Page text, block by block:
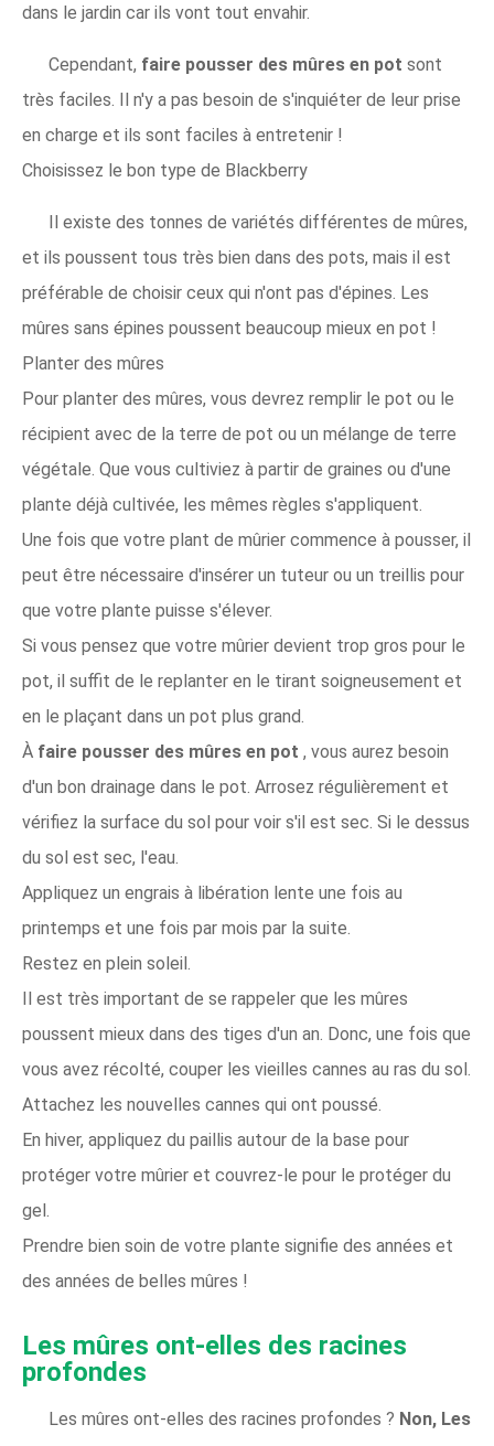
dans le jardin car ils vont tout envahir.
Cependant, faire pousser des mûres en pot sont
très faciles. Il n'y a pas besoin de s'inquiéter de leur prise
en charge et ils sont faciles à entretenir !
Choisissez le bon type de Blackberry
Il existe des tonnes de variétés différentes de mûres,
et ils poussent tous très bien dans des pots, mais il est
préférable de choisir ceux qui n'ont pas d'épines. Les
mûres sans épines poussent beaucoup mieux en pot !
Planter des mûres
Pour planter des mûres, vous devrez remplir le pot ou le
récipient avec de la terre de pot ou un mélange de terre
végétale. Que vous cultiviez à partir de graines ou d'une
plante déjà cultivée, les mêmes règles s'appliquent.
Une fois que votre plant de mûrier commence à pousser, il
peut être nécessaire d'insérer un tuteur ou un treillis pour
que votre plante puisse s'élever.
Si vous pensez que votre mûrier devient trop gros pour le
pot, il suffit de le replanter en le tirant soigneusement et
en le plaçant dans un pot plus grand.
À faire pousser des mûres en pot , vous aurez besoin
d'un bon drainage dans le pot. Arrosez régulièrement et
vérifiez la surface du sol pour voir s'il est sec. Si le dessus
du sol est sec, l'eau.
Appliquez un engrais à libération lente une fois au
printemps et une fois par mois par la suite.
Restez en plein soleil.
Il est très important de se rappeler que les mûres
poussent mieux dans des tiges d'un an. Donc, une fois que
vous avez récolté, couper les vieilles cannes au ras du sol.
Attachez les nouvelles cannes qui ont poussé.
En hiver, appliquez du paillis autour de la base pour
protéger votre mûrier et couvrez-le pour le protéger du
gel.
Prendre bien soin de votre plante signifie des années et
des années de belles mûres !
Les mûres ont-elles des racines
profondes
Les mûres ont-elles des racines profondes ? Non, Les